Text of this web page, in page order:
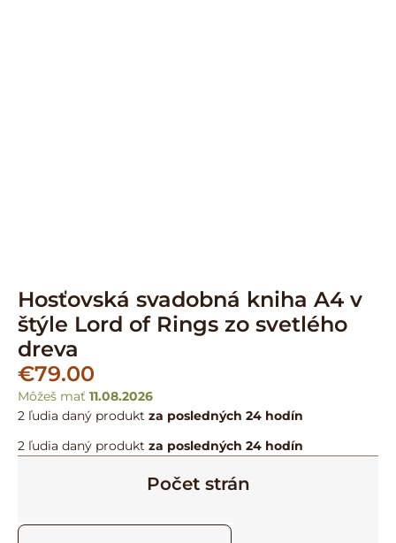
Hosťovská svadobná kniha A4 v
štýle Lord of Rings zo svetlého
dreva
€79.00
Môžeš mať 11.08.2026
2 ľudia daný produkt za posledných 24 hodín
2 ľudia daný produkt za posledných 24 hodín
Počet strán